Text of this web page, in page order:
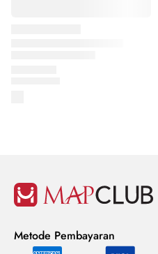
Metode Pembayaran